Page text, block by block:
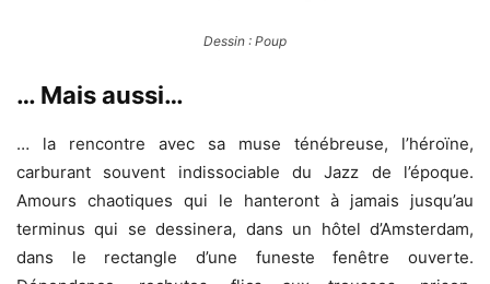
Dessin : Poup
… Mais aussi…
… la rencontre avec sa muse ténébreuse, l’héroïne,
carburant souvent indissociable du Jazz de l’époque.
Amours chaotiques qui le hanteront à jamais jusqu’au
terminus qui se dessinera, dans un hôtel d’Amsterdam,
dans le rectangle d’une funeste fenêtre ouverte.